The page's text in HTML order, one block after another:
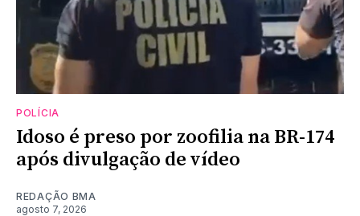
POLÍCIA
Idoso é preso por zoofilia na BR-174
após divulgação de vídeo
REDAÇÃO BMA
agosto 7, 2026